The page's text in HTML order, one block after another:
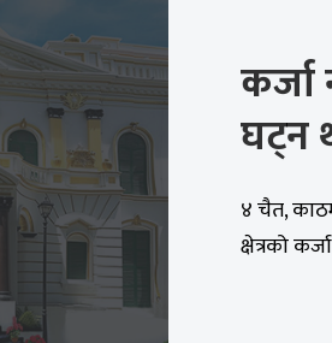
घट्न
४ चैत,
क्षेत्रको